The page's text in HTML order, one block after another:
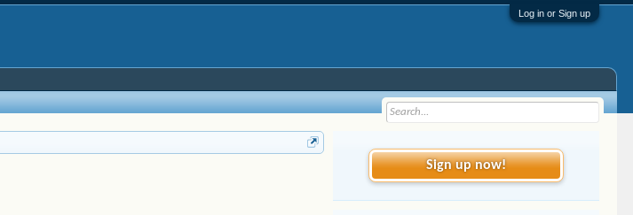
Log in or Sign up
Sign up now!